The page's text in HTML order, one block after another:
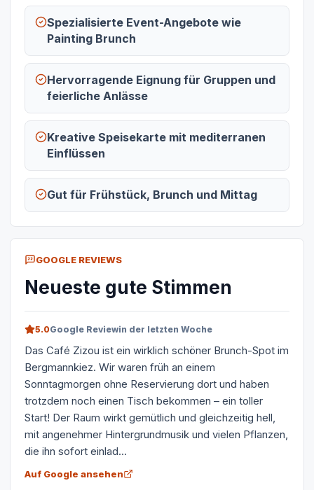
Spezialisierte Event-Angebote wie
Painting Brunch
Hervorragende Eignung für Gruppen und
feierliche Anlässe
Kreative Speisekarte mit mediterranen
Einflüssen
Gut für Frühstück, Brunch und Mittag
GOOGLE REVIEWS
Neueste gute Stimmen
5.0Google Reviewin der letzten Woche
Das Café Zizou ist ein wirklich schöner Brunch-Spot im
Bergmannkiez. Wir waren früh an einem
Sonntagmorgen ohne Reservierung dort und haben
trotzdem noch einen Tisch bekommen – ein toller
Start! Der Raum wirkt gemütlich und gleichzeitig hell,
mit angenehmer Hintergrundmusik und vielen Pflanzen,
die ihn sofort einlad...
Auf Google ansehen